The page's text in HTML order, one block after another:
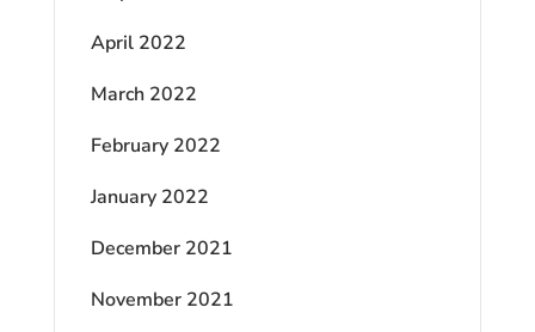
April 2022
March 2022
February 2022
January 2022
December 2021
November 2021